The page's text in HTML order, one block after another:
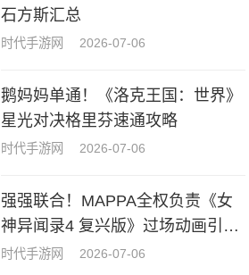
石方斯汇总
时代手游网 2026-07-06
鹅妈妈单通！《洛克王国：世界》
星光对决格里芬速通攻略
时代手游网 2026-07-06
强强联合！MAPPA全权负责《女
神异闻录4 复兴版》过场动画引热
议
时代手游网 2026-07-06